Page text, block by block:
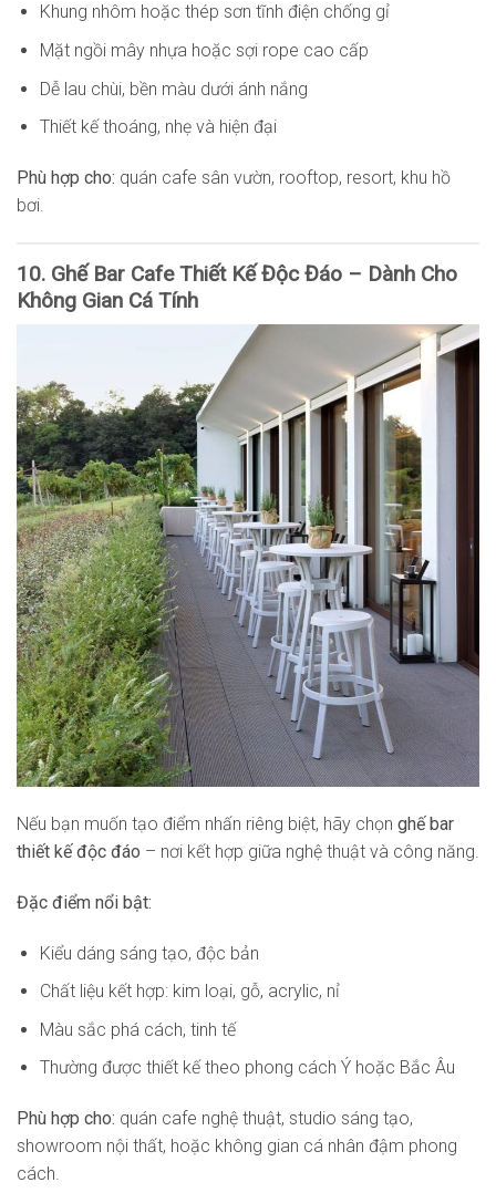
Khung nhôm hoặc thép sơn tĩnh điện chống gỉ
Mặt ngồi mây nhựa hoặc sợi rope cao cấp
Dễ lau chùi, bền màu dưới ánh nắng
Thiết kế thoáng, nhẹ và hiện đại
Phù hợp cho: quán cafe sân vườn, rooftop, resort, khu hồ
bơi.
10. Ghế Bar Cafe Thiết Kế Độc Đáo – Dành Cho
Không Gian Cá Tính
Nếu bạn muốn tạo điểm nhấn riêng biệt, hãy chọn ghế bar
thiết kế độc đáo – nơi kết hợp giữa nghệ thuật và công năng.
Đặc điểm nổi bật:
Kiểu dáng sáng tạo, độc bản
Chất liệu kết hợp: kim loại, gỗ, acrylic, nỉ
Màu sắc phá cách, tinh tế
Thường được thiết kế theo phong cách Ý hoặc Bắc Âu
Phù hợp cho: quán cafe nghệ thuật, studio sáng tạo,
showroom nội thất, hoặc không gian cá nhân đậm phong
cách.